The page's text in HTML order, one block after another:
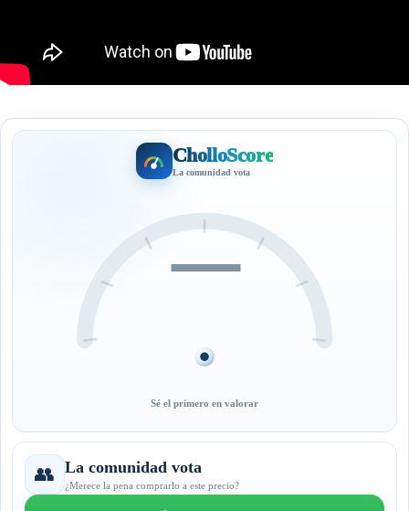
CholloScore
La comunidad vota
—
Sé el primero en valorar
👥 La comunidad vota
¿Merece la pena comprarlo a este precio?